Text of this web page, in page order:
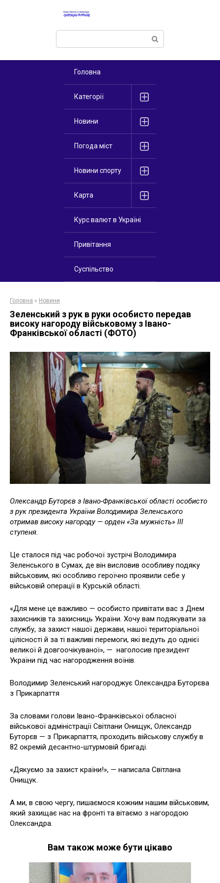
Поиск:
Головна
Категорії
Новини
Погода міст
Новини спорту
Карта
Курс валют в Україні
Привітання
Суспільство
Головна » Новини
Зеленський з рук в руки особисто передав
високу нагороду військовому з Івано-
Франківської області (ФОТО)
Олександр Буторєв з Івано-Франківської області особисто
з рук президента України Володимира Зеленського
отримав високу нагороду — орден «За мужність» ІІІ
ступеня.
Це сталося під час робочої зустрічі Володимира
Зеленського в Сумах, де він висловив особливу подяку
військовим, які особливо героїчно проявили себе у
військовій операції в Курській області.
«Для мене це важливо — особисто привітати вас з Днем
захисників та захисниць України. Хочу вам подякувати за
службу, за захист нашої держави, нашої територіальної
цілісності й за ті важливі перемоги, які ведуть до однієї
великої й довгоочікуваної», — наголосив президент
України під час нагородження воїнів.
Володимир Зеленський нагороджує Олександра Буторєва
з Прикарпаття
За словами голови Івано-Франківської обласної
військової адміністрації Світлани Онищук, Олександр
Буторєв — з Прикарпаття, проходить військову службу в
82 окремій десантно-штурмовій бригаді.
«Дякуємо за захист країни!», — написала Світлана
Онищук.
А ми, в свою чергу, пишаємося кожним нашим військовим,
який захищає нас на фронті та вітаємо з нагородою
Олександра.
Вам також може бути цікаво